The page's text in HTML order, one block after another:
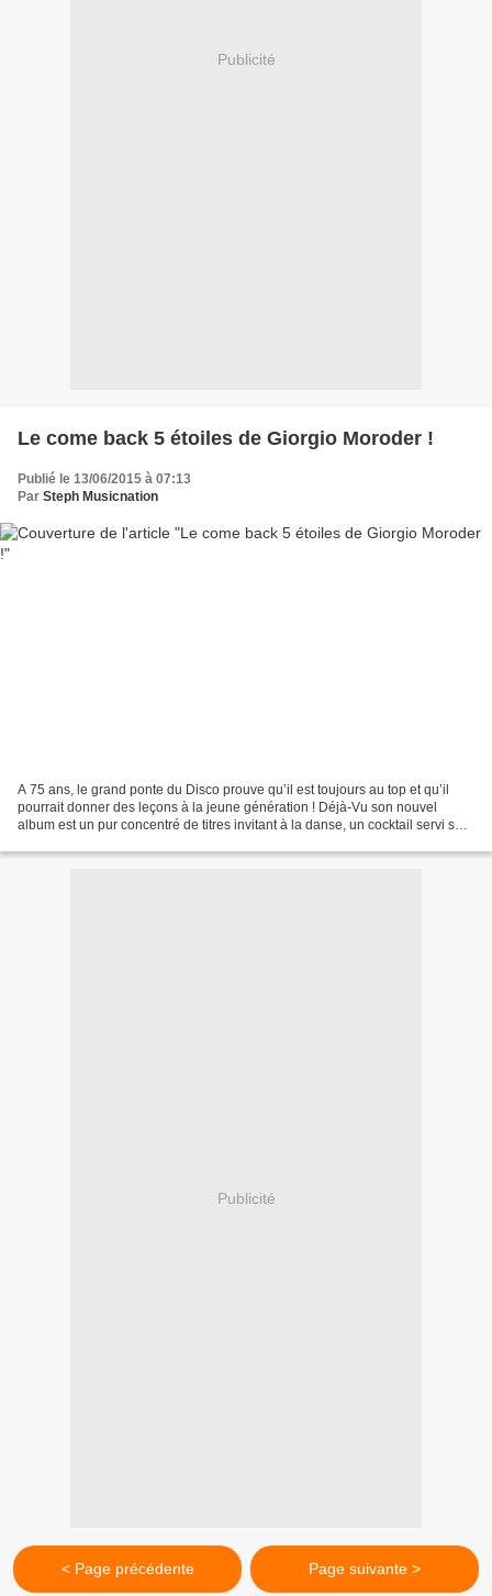
Publicité
Le come back 5 étoiles de Giorgio Moroder !
Publié le 13/06/2015 à 07:13
Par Steph Musicnation
A 75 ans, le grand ponte du Disco prouve qu’il est toujours au top et qu’il
pourrait donner des leçons à la jeune génération ! Déjà-Vu son nouvel
album est un pur concentré de titres invitant à la danse, un cocktail servi sur
Publicité
< Page précédente Page suivante >